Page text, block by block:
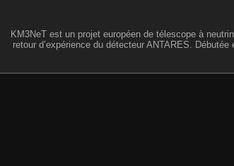
KM3NeT est un projet européen de télescope à
retour d’expérience du détecteur ANTARES.